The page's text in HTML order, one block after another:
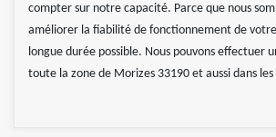
compter sur notre capacité. Parce que nous
améliorer la fiabilité de fonctionnement de
longue durée possible. Nous pouvons effectuer
toute la zone de Morizes 33190 et aussi dans